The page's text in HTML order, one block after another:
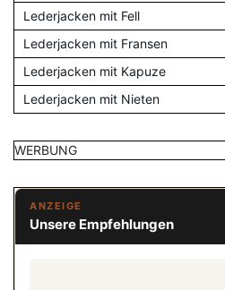
Lederjacken mit Fell
Lederjacken mit Fransen
Lederjacken mit Kapuze
Lederjacken mit Nieten
WERBUNG
ANZEIGE
Unsere Empfehlungen